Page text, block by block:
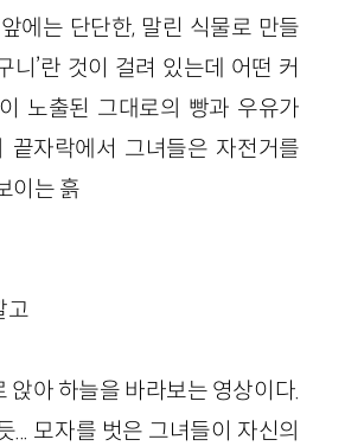
에는 단단한, 말린 식물로 만들
니’란 것이 걸려 있는데 어떤 커
노출된 그대로의 빵과 우유가
끝자락에서 그녀들은 자전거를
이는 흙
고
앉아 하늘을 바라보는 영상이다.
... 모자를 벗은 그녀들이 자신의